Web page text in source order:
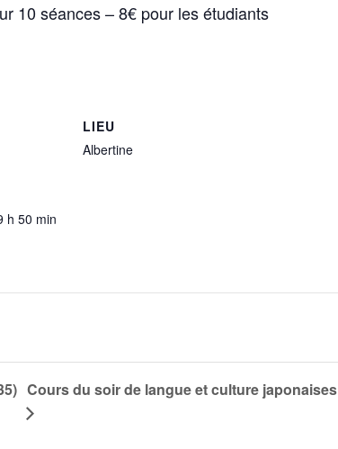
10 séances – 8€ pour les étudiants
h 50 min
LIEU
Albertine
Cours du soir de langue et culture japonaises